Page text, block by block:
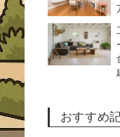
おすすめ